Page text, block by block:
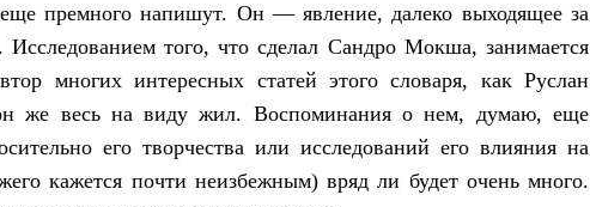
премного напишут. Он — явление, далеко выходящее за
Исследованием того, что сделал Сандро Мокша, занимается
многих интересных статей этого словаря, как Руслан
весь на виду жил. Воспоминания о нем, думаю, еще
его творчества или исследований его влияния на
кажется почти неизбежным) вряд ли будет очень много.